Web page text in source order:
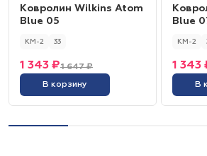
Ковролин Wilkins Atom
Blue 05
КМ-2 33
1 647 ₽
1 343 ₽
В корзину
Blue
КМ-2
1 343
В